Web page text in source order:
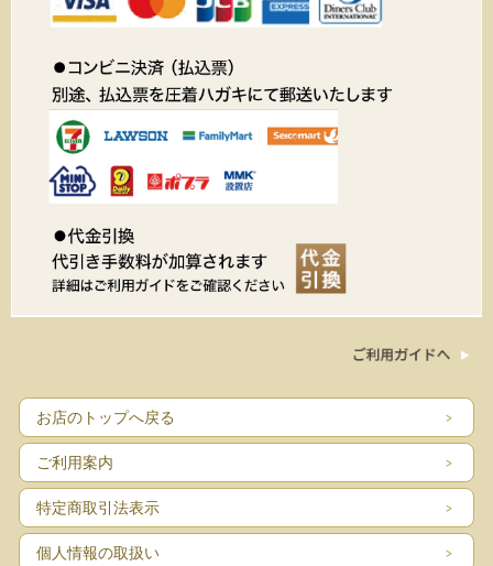
お店のトップへ戻る
ご利用案内
特定商取引法表示
個人情報の取扱い